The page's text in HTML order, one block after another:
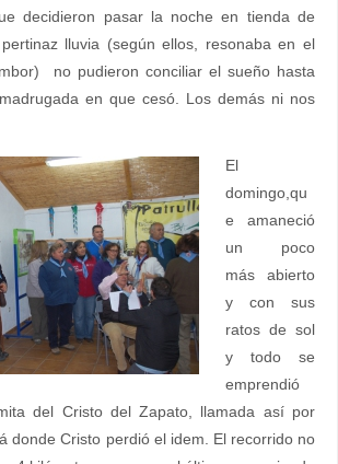
decidieron pasar la noche en tienda de
lluvia (según ellos, resonaba en el
no pudieron conciliar el sueño hasta
en que cesó. Los demás ni nos
El
domingo,qu
e amaneció
un poco
más abierto
y con sus
ratos de sol
y todo se
emprendió
del Cristo del Zapato, llamada así por
donde Cristo perdió el idem. El recorrido no